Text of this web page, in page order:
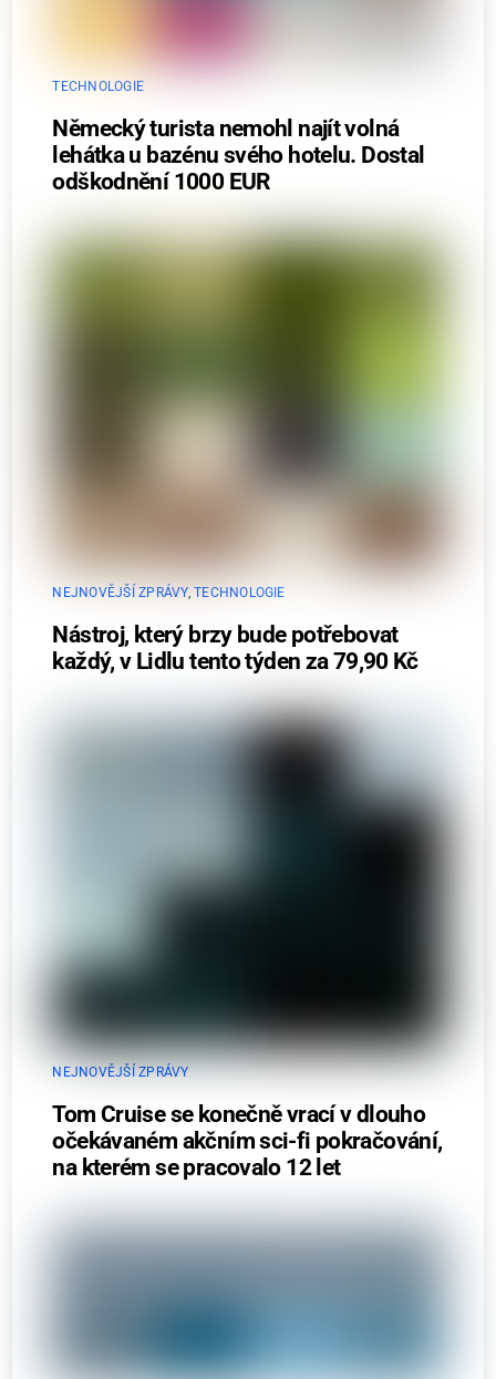
TECHNOLOGIE
Německý turista nemohl najít volná
lehátka u bazénu svého hotelu. Dostal
odškodnění 1000 EUR
NEJNOVĚJŠÍ ZPRÁVY,TECHNOLOGIE
Nástroj, který brzy bude potřebovat
každý, v Lidlu tento týden za 79,90 Kč
NEJNOVĚJŠÍ ZPRÁVY
Tom Cruise se konečně vrací v dlouho
očekávaném akčním sci-fi pokračování,
na kterém se pracovalo 12 let